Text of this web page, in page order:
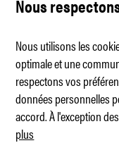
MINI x
Nous
Nous utilisons les
optimale et une
respectons vos
données personnelles
accord. À l'exception
plus